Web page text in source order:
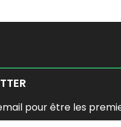
pour être les